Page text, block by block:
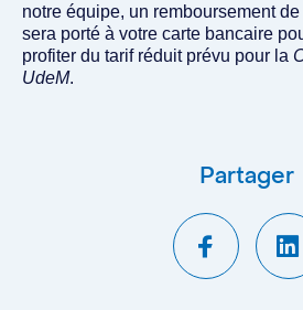
notre équipe, un remboursement
sera porté à votre carte bancaire
profiter du tarif réduit prévu pour la
UdeM.
Partager